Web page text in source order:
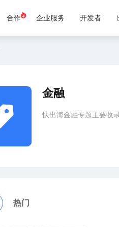
合作 企业服务 开发者
金融
快出海金融专题主要收
热门